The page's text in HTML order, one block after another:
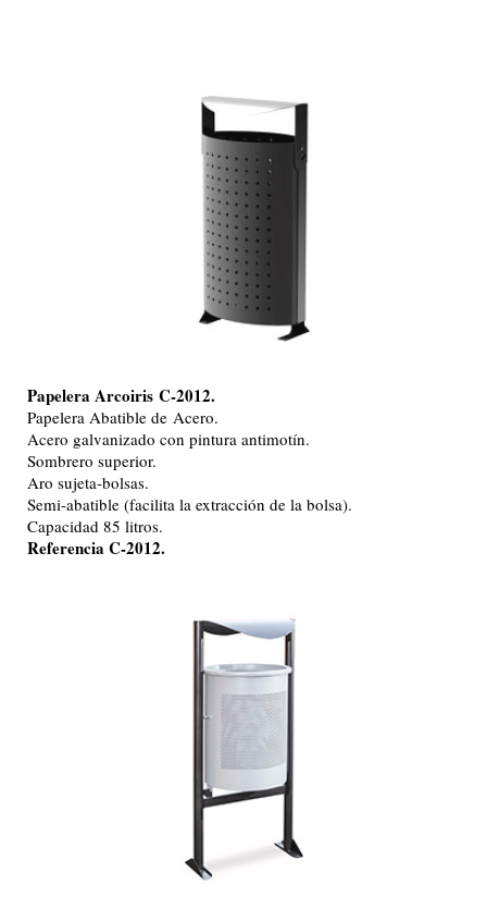
Papelera Arcoiris C-2012.
Papelera Abatible de Acero.
Acero galvanizado con pintura antimotín.
Sombrero superior.
Aro sujeta-bolsas.
Semi-abatible (facilita la extracción de la bolsa).
Capacidad 85 litros.
Referencia C-2012.